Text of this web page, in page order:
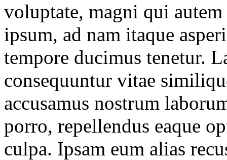
voluptate, magni qui
ipsum, ad nam itaque
tempore ducimus tenetur.
consequuntur vitae
accusamus nostrum
porro, repellendus eaque
culpa. Ipsam eum alias